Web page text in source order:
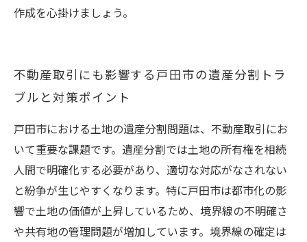
作成を心掛けましょう。
不動産取引にも影響する戸田市の遺産分割トラ
ブルと対策ポイント
戸田市における土地の遺産分割問題は、不動産取引にお
いて重要な課題です。遺産分割では土地の所有権を相続
人間で明確化する必要があり、適切な対応がなされない
と紛争が生じやすくなります。特に戸田市は都市化の影
響で土地の価値が上昇しているため、境界線の不明確さ
や共有地の管理問題が増加しています。境界線の確定は